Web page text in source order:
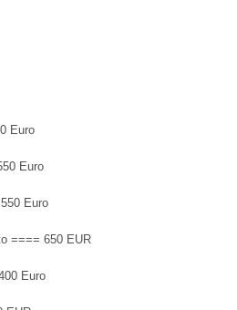
Euro
Euro
Euro
==== 650 EUR
Euro